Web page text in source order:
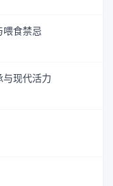
喂食禁忌
与现代活力